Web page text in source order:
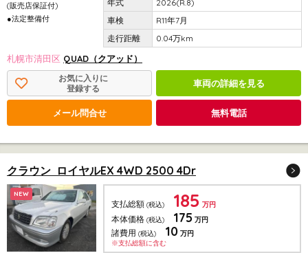
(販売店保証付)
●法定整備付
2026(R.8)
R11年7月
0.04万km
札幌市清田区 QUAD（クアッド）
お気に入りに
登録する
車両の詳細を見る
メール問合せ 無料電話
クラウン ロイヤルEX 4WD 2500 4Dr
NEW
支払総額 (税込) 185 万円
本体価格 (税込) 175 万円
諸費用 (税込) 10 万円
※支払総額に含む